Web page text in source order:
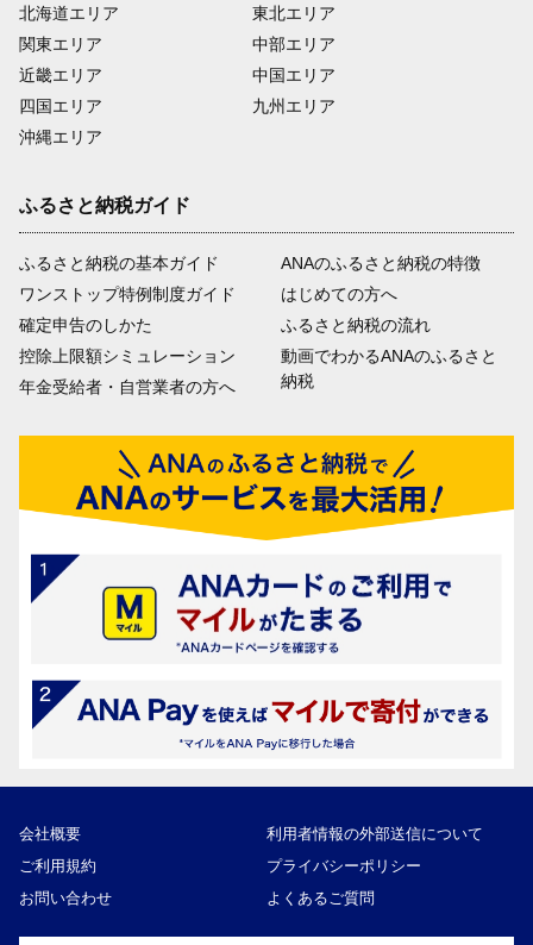
北海道エリア
関東エリア
近畿エリア
四国エリア
沖縄エリア
東北エリア
中部エリア
中国エリア
九州エリア
ふるさと納税ガイド
ふるさと納税の基本ガイド
ワンストップ特例制度ガイド
確定申告のしかた
控除上限額シミュレーション
年金受給者・自営業者の方へ
ANAのふるさと納税の特徴
はじめての方へ
ふるさと納税の流れ
動画でわかるANAのふるさと
納税
会社概要
利用者情報の外部送信について
ご利用規約
プライバシーポリシー
お問い合わせ
よくあるご質問